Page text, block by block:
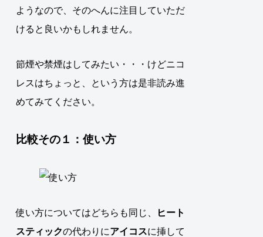
ようなので、そのへんに注目していただ
けると良いかもしれません。
節煙や禁煙はしてみたい・・・けどニコ
レスはちょっと、という方は是非読み進
めてみてください。
比較その１：使い方
使い方についてはどちらも同じ、
ヒート
スティックの代わりにアイコスに挿して